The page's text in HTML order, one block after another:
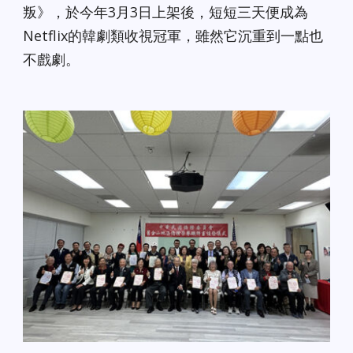
叛》，於今年3月3日上架後，短短三天便成為
Netflix的韓劇類收視冠軍，雖然它沉重到一點也
不戲劇。